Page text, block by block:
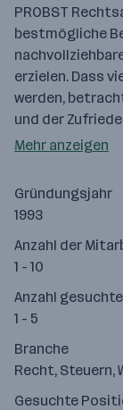
PROBST
bestmögliche
erzielen. Dass
werden,
und der
Mehr anzeigen
Gründungsjahr
1993
Anzahl der
1 - 10
Anzahl
1 - 5
Branche
Recht,
Gesuchte